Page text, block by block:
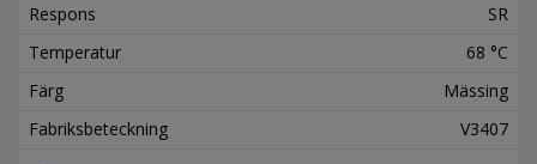
Respons
SR
Temperatur
68 °C
Färg
Mässing
Fabriksbeteckning
V3407